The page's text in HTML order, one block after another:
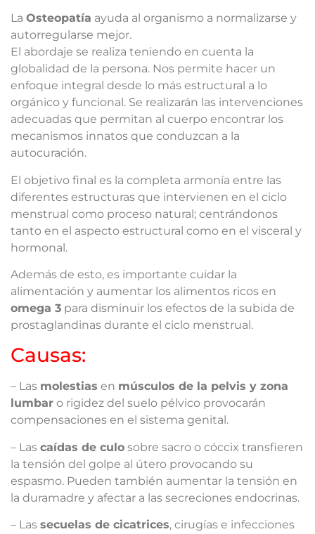
La Osteopatía ayuda al organismo a normalizarse y
autorregularse mejor.
El abordaje se realiza teniendo en cuenta la
globalidad de la persona. Nos permite hacer un
enfoque integral desde lo más estructural a lo
orgánico y funcional. Se realizarán las intervenciones
adecuadas que permitan al cuerpo encontrar los
mecanismos innatos que conduzcan a la
autocuración.
El objetivo final es la completa armonía entre las
diferentes estructuras que intervienen en el ciclo
menstrual como proceso natural; centrándonos
tanto en el aspecto estructural como en el visceral y
hormonal.
Además de esto, es importante cuidar la
alimentación y aumentar los alimentos ricos en
omega 3 para disminuir los efectos de la subida de
prostaglandinas durante el ciclo menstrual.
Causas:
– Las molestias en músculos de la pelvis y zona
lumbar o rigidez del suelo pélvico provocarán
compensaciones en el sistema genital.
– Las caídas de culo sobre sacro o cóccix transfieren
la tensión del golpe al útero provocando su
espasmo. Pueden también aumentar la tensión en
la duramadre y afectar a las secreciones endocrinas.
– Las secuelas de cicatrices, cirugías e infecciones